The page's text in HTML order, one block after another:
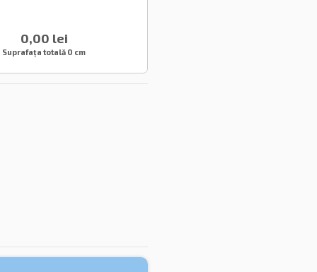
0,00 lei
Suprafața totală 0 cm